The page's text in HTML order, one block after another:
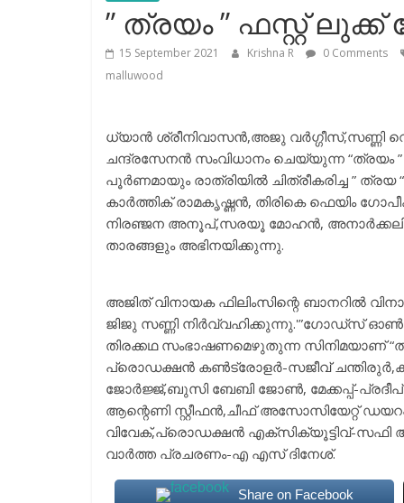
” ത്രയം ” ഫസ്റ്റ് ലുക്ക്
15 September 2021 Krishna R
0 Comments
malluwood
ധ്യാൻ ശ്രീനിവാസൻ,അജു വർഗ്ഗീസ്,സണ്ണി
ചന്ദ്രസേനൻ സംവിധാനം ചെയ്യുന്ന “ത്രയം ”
പൂർണമായും രാത്രിയിൽ ചിത്രീകരിച്ച ”
കാർത്തിക് രാമകൃഷ്ണൻ, തിരികെ ഫെയിം
നിരഞ്ജന അനൂപ്,സരയൂ മോഹൻ, അനാർക്കലി
താരങ്ങളും അഭിനയിക്കുന്നു.
അജിത് വിനായക ഫിലിംസിന്റെ ബാനറിൽ
ജിജു സണ്ണി നിർവ്വഹിക്കുന്നു.'”ഗോഡ്സ്
തിരക്കഥ സംഭാഷണമെഴുതുന്ന സിനിമയാണ്
പ്രൊഡക്ഷൻ കൺട്രോളർ-സജീവ്
ജോർജ്ജ്,ബുസി ബേബി ജോൺ, മേക്കപ്പ്-
ആന്റെണി സ്റ്റീഫൻ,ചീഫ് അസോസിയേറ്റ്
വിവേക്,പ്രൊഡക്ഷൻ എക്സിക്യൂട്ടിവ്-
വാർത്ത പ്രചരണം-എ എസ് ദിനേശ്.
Share on Facebook